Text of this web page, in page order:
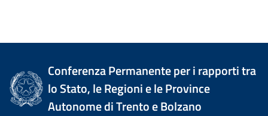
Conferenza Permanente per i rapporti tra
lo Stato, le Regioni e le Province
Autonome di Trento e Bolzano